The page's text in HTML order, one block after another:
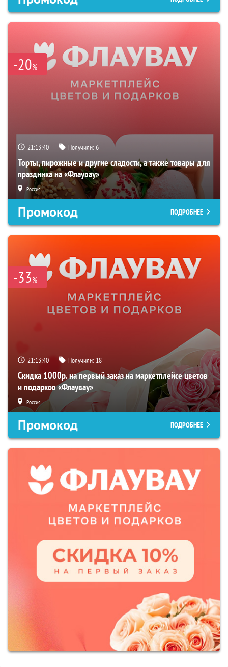
-20%
21:13:39 Получили:6
Торты, пирожные и другие сладости, а также товары для
праздника на «Флаувау»
Россия
Промокод ПОДРОБНЕЕ
-33%
21:13:39 Получили: 18
Скидка 1000р. на первый заказ на маркетплейсе цветов
и подарков «Флаувау»
Россия
Промокод ПОДРОБНЕЕ